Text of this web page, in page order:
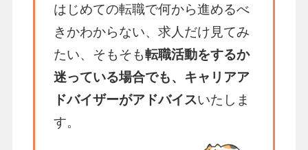
はじめての転職で何から進めるべ
きかわからない、求人だけ見てみ
たい、そもそも転職活動をするか
迷っている場合でも、キャリアア
ドバイザーがアドバイスいたしま
す。